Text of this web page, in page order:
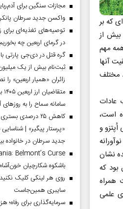
که بر
بیش از
مهم
آنها
مختلف
عادات
است،
و
نوآورانه
نشان
بود که
همراه
علمی
مجازات سنگین برای
واکسن جدید سرطان
در گرمای اربعین چه
گره قتل در دی‌جی پارتی با ۵۰ قسم باز می‌شود
ثبت‌نام بیش از یک
زائران «همیار اربعین»
سامانه سماح را به
کاهش ۲۵ درصدی
جدید سرطان در خانواده
باشکوه شکارچیان
روی هر لینکی کلیک
سایبری همین‌جاست
سرمایه‌گذاری برای رفاه؛